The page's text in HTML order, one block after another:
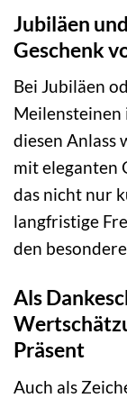
Jubiläen
Geschenk
Bei Jubiläen
Meilensteinen
diesen Anlass
mit eleganten
das nicht nur
langfristige
den
Als
Präsent
Auch als